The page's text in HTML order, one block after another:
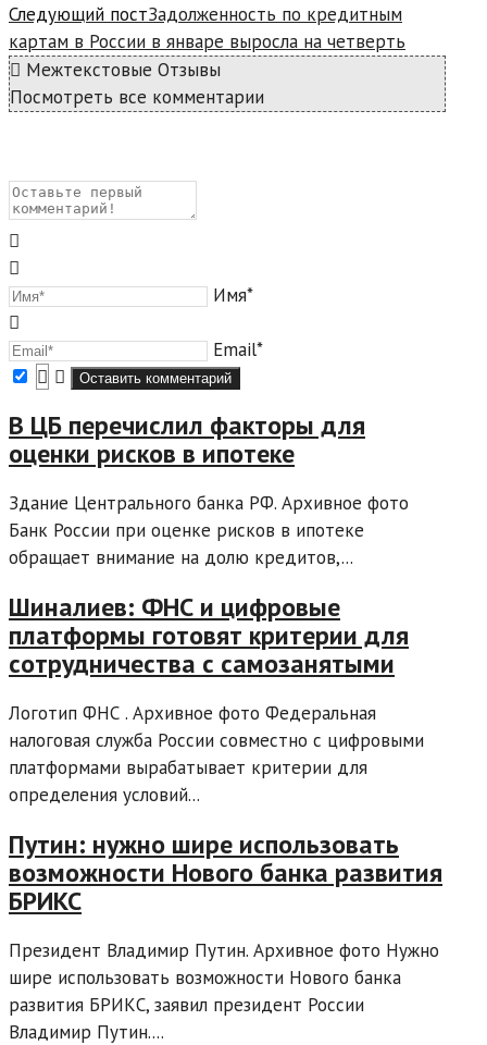
Следующий постЗадолженность по кредитным
картам в России в январе выросла на четверть
Межтекстовые Отзывы
Посмотреть все комментарии
Имя*
Email*
В ЦБ перечислил факторы для
оценки рисков в ипотеке
Здание Центрального банка РФ. Архивное фото
Банк России при оценке рисков в ипотеке
обращает внимание на долю кредитов,...
Шиналиев: ФНС и цифровые
платформы готовят критерии для
сотрудничества с самозанятыми
Логотип ФНС . Архивное фото Федеральная
налоговая служба России совместно с цифровыми
платформами вырабатывает критерии для
определения условий...
Путин: нужно шире использовать
возможности Нового банка развития
БРИКС
Президент Владимир Путин. Архивное фото Нужно
шире использовать возможности Нового банка
развития БРИКС, заявил президент России
Владимир Путин....